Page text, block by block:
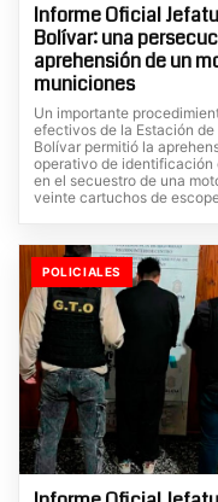
Informe Oficial
Bolívar: una
aprehensión de un
municiones
Un importante
efectivos de la Estación
Bolívar permitió la
operativo de identificación
en el secuestro de una
veinte cartuchos de
POLICIALES